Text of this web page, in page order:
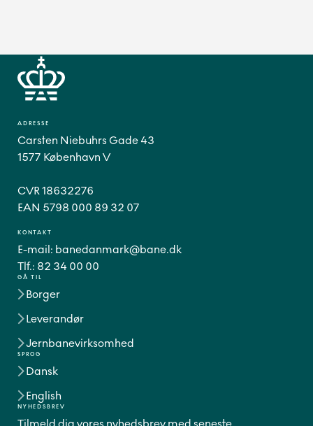
GÅ TIL
Borger
Leverandør
Jernbanevirksomhed
SPROG
Dansk
English
ADRESSE
Carsten Niebuhrs Gade 43
1577 København V
CVR 18632276
EAN 5798 000 89 32 07
KONTAKT
E-mail: banedanmark@bane.dk
Tlf.: 82 34 00 00
NYHEDSBREV
Tilmeld dig vores nyhedsbrev med seneste